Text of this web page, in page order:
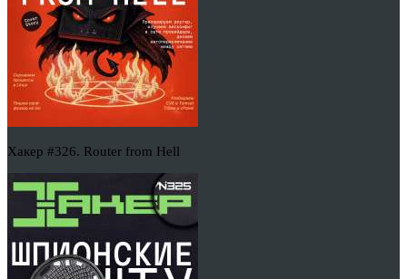
Хакер #326. Router from Hell